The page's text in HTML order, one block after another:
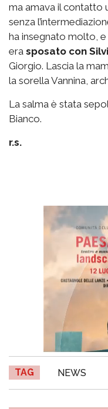
ma amava il contatto
senza
ha insegnato molto,
era sposato con
Giorgio. Lascia la
la sorella Vannina,
La salma è stata
Bianco.
r.s.
TAG NEWS